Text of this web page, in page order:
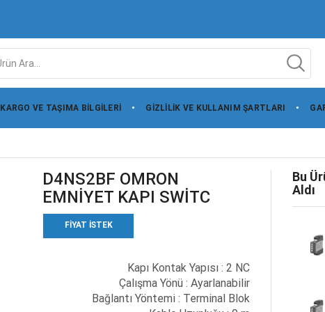
KARGO VE TAŞIMA BILGILERI GIZLILIK VE KULLANIM ŞARTLARI
D4NS2BF OMRON
EMNİYET KAPI SWİTC
FIYAT ISTEK
Kapı Kontak Yapısı : 2 NC
Çalışma Yönü : Ayarlanabilir
Bağlantı Yöntemi : Terminal Blok
Bu
Aldı